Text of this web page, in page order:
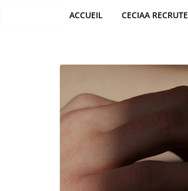
ACCUEIL CECIAA RECRUTE